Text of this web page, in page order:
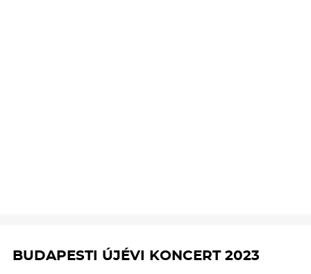
BUDAPESTI ÚJÉVI KONCERT 2023